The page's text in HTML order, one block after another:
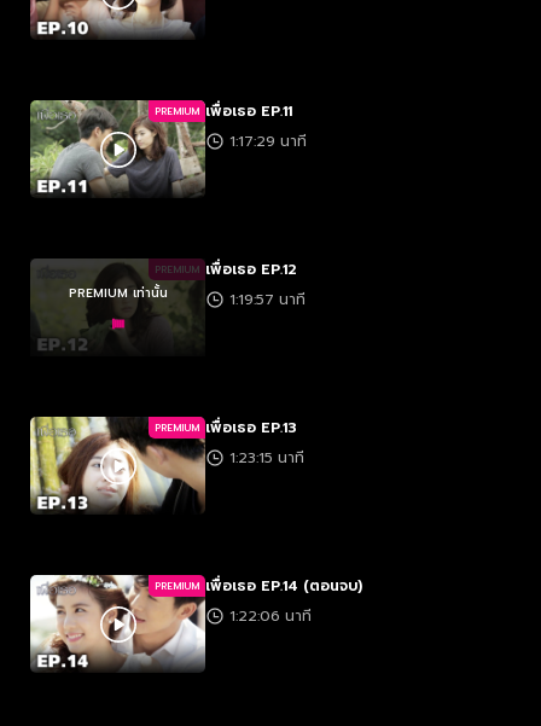
PREMIUM เพื่อเธอ EP.11
1:17:29 นาที
PREMIUM
PREMIUM เท่านั้น
เพื่อเธอ EP.12
1:19:57 นาที
PREMIUM เพื่อเธอ EP.13
1:23:15 นาที
PREMIUM เพื่อเธอ EP.14 (ตอนจบ)
1:22:06 นาที